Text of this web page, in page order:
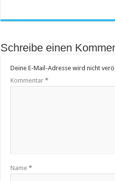
Schreibe einen
Deine E-Mail-Adresse wird nicht
Kommentar *
Name *